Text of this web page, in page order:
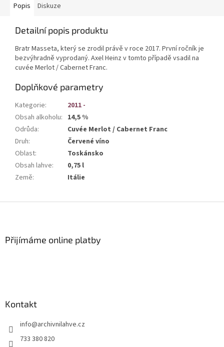
Popis Diskuze
Detailní popis produktu
Bratr Masseta, který se zrodil právě v roce 2017. První ročník je
bezvýhradně vyprodaný. Axel Heinz v tomto případě vsadil na
cuvée Merlot / Cabernet Franc.
Doplňkové parametry
Kategorie:
2011 -
Obsah alkoholu: 14,5 %
Odrůda:
Cuvée Merlot / Cabernet Franc
Druh:
Červené víno
Oblast:
Toskánsko
Obsah lahve:
0,75 l
Země: Itálie
Přijímáme online platby
Kontakt
info@archivnilahve.cz
733 380 820